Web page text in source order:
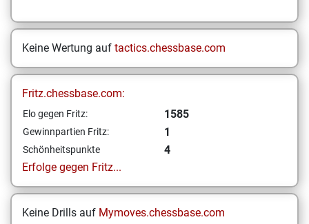
Keine Wertung auf tactics.chessbase.com
Fritz.chessbase.com:
Elo gegen Fritz: 1585
Gewinnpartien Fritz: 1
Schönheitspunkte
4
Erfolge gegen Fritz...
Keine Drills auf Mymoves.chessbase.com